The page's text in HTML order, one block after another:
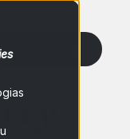
Contate-nos